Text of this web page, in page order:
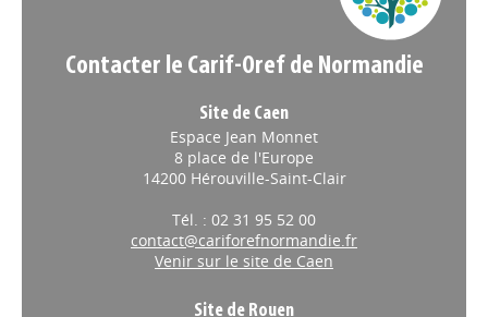
Contacter le Carif-Oref de Normandie
Site de Caen
Espace Jean Monnet
8 place de l'Europe
14200 Hérouville-Saint-Clair
Tél. : 02 31 95 52 00
contact@cariforefnormandie.fr
Venir sur le site de Caen